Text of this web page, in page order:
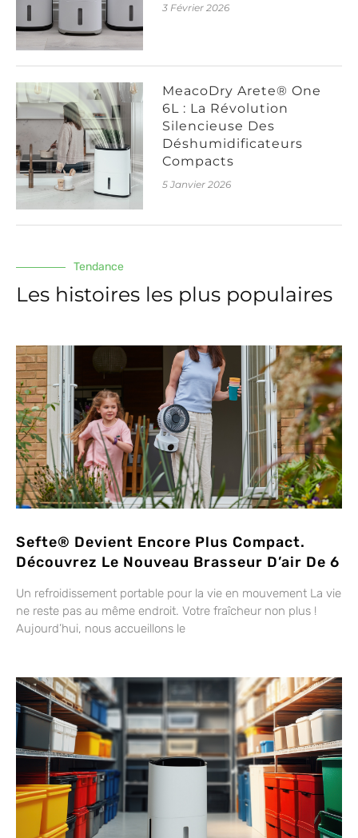
3 Février 2026
MeacoDry Arete® One
6L : La Révolution
Silencieuse Des
Déshumidificateurs
Compacts
5 Janvier 2026
Tendance
Les histoires les plus populaires
Sefte® Devient Encore Plus Compact.
Découvrez Le Nouveau Brasseur D’air De 6
Un refroidissement portable pour la vie en mouvement La vie
ne reste pas au même endroit. Votre fraîcheur non plus !
Aujourd’hui, nous accueillons le